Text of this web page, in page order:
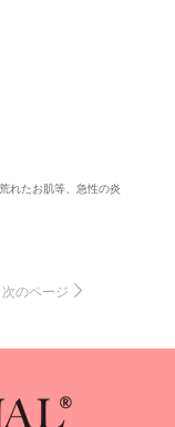
れたお肌等、急性の炎
次のページ